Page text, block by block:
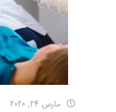
مارس 24, 2020